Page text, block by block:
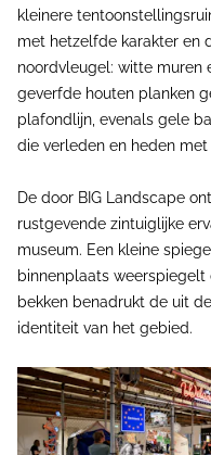
kleinere
met hetzelfde karakter en
noordvleugel: witte muren
geverfde houten planken
plafondlijn, evenals gele
die verleden en heden
De door BIG Landscape
rustgevende zintuiglijke
museum. Een kleine
binnenplaats
bekken benadrukt de uit
identiteit van het gebied.